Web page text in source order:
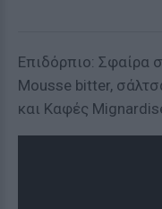
Επιδόρπιο: Σφαίρα
Mousse bitter,
και Καφές